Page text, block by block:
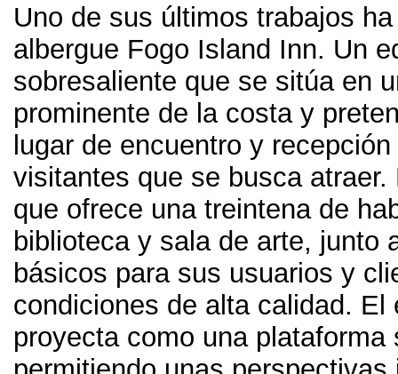
Uno de sus últimos trabajos
albergue Fogo Island Inn. Un
sobresaliente que se sitúa en
prominente de la costa y
lugar de encuentro y
visitantes que se busca atraer.
que ofrece una treintena de
biblioteca y sala de arte, junto
básicos para sus usuarios y
condiciones de alta calidad. El
proyecta como una plataforma